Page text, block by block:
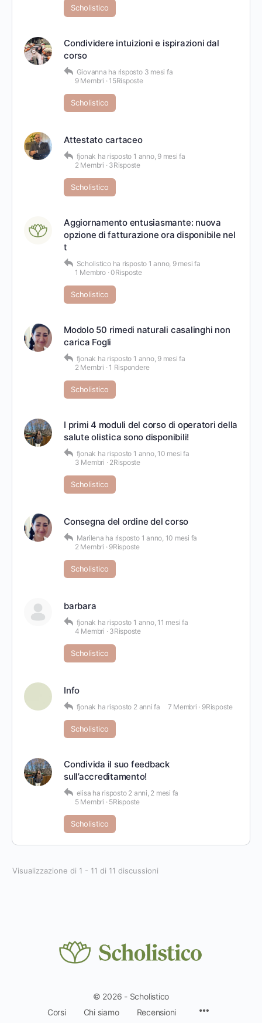
Scholistico
Condividere intuizioni e ispirazioni dal
corso
Giovanna ha risposto 3 mesi fa
9 Membri · 15Risposte
Scholistico
Attestato cartaceo
fjonak ha risposto 1 anno, 9 mesi fa
2 Membri · 3Risposte
Scholistico
Aggiornamento entusiasmante: nuova
opzione di fatturazione ora disponibile nel
t
Scholistico ha risposto 1 anno, 9 mesi fa
1 Membro ·0Risposte
Scholistico
Modolo 50 rimedi naturali casalinghi non
carica Fogli
fjonak ha risposto 1 anno, 9 mesi fa
2 Membri · 1 Rispondere
Scholistico
I primi 4 moduli del corso di operatori della
salute olistica sono disponibili!
fjonak ha risposto 1 anno, 10 mesi fa
3 Membri · 2Risposte
Scholistico
Consegna del ordine del corso
Marilena ha risposto 1 anno, 10 mesi fa
2 Membri · 9Risposte
Scholistico
barbara
fjonak ha risposto 1 anno, 11 mesi fa
4 Membri · 3Risposte
Scholistico
Info
fjonak ha risposto 2 anni fa 7 Membri · 9Risposte
Scholistico
Condivida il suo feedback
sull’accreditamento!
elisa ha risposto 2 anni, 2 mesi fa
5 Membri · 5Risposte
Scholistico
Visualizzazione di 1 - 11 di 11 discussioni
© 2026 - Scholistico
Corsi
Chi siamo Recensioni